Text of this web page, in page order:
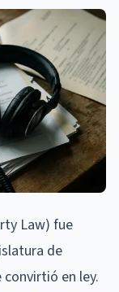
Law) fue
de
convirtió en ley.